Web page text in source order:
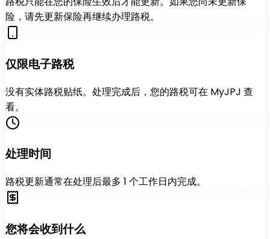
险，请先更新保险再继续办理路税。
仅限电子路税
没有实体路税贴纸。处理完成后，您的路税可在 MyJPJ 查
看。
处理时间
路税更新通常在处理后最多 1 个工作日内完成。
您将会收到什么